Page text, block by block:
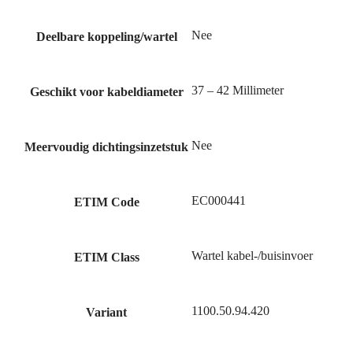
Deelbare koppeling/wartel Nee
Geschikt voor kabeldiameter 37 – 42 Millimeter
Meervoudig dichtingsinzetstuk Nee
ETIM Code EC000441
ETIM Class Wartel kabel-/buisinvoer
Variant 1100.50.94.420